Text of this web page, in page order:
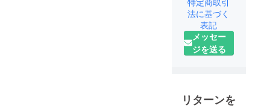
動バイク、
電動アシス
ト自転車な
ど）専門店
です。
運営してい
法に基づく
表記
メッセー
ジを送る
リターンを